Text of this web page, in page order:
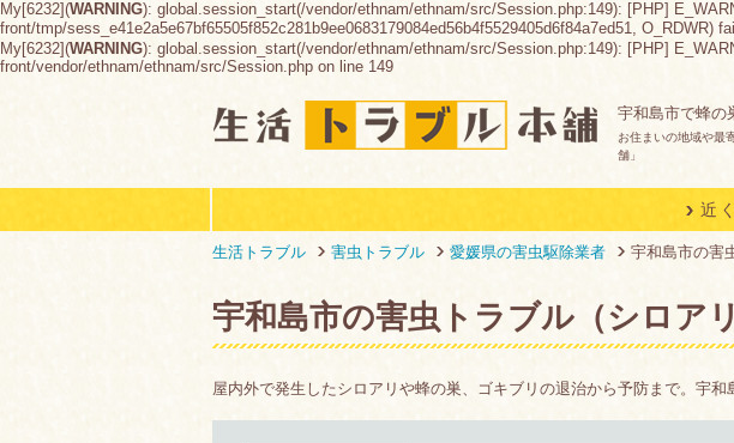
My[6232](WARNING): global.session_start(/vendor/ethnam/ethnam/src/Session.php:149): [PHP]
front/tmp/sess_e41e2a5e67bf65505f852c281b9ee0683179084ed56b4f5529405d6f84a7ed51,
My[6232](WARNING): global.session_start(/vendor/ethnam/ethnam/src/Session.php:149): [PHP]
front/vendor/ethnam/ethnam/src/Session.php on line 149
宇和島市で蜂の
お住まいの地域や最
舗」
近
生活トラブル 害虫トラブル 愛媛県の害虫駆除業者 宇和島市の害
宇和島市の害虫トラブル（シロア
屋内外で発生したシロアリや蜂の巣、ゴキブリの退治から予防まで。宇和